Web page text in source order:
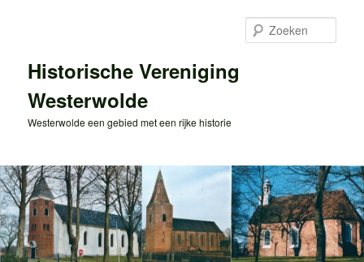
inhoudHistorische Vereniging
Westerwolde
Westerwolde een gebied met een rijke historie